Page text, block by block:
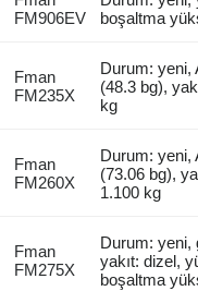
FM906EV
boşaltma
Fman
FM235X
Durum: yeni,
(48.3 bg),
kg
Fman
FM260X
Durum: yeni,
(73.06 bg),
1.100 kg
Fman
FM275X
Durum: yeni,
yakıt: dizel,
boşaltma